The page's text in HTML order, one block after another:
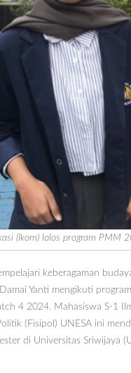
(Ikom) lolos program PMM
keberagaman
Yanti mengikuti program
4 2024. Mahasiswa S-1
(Fisipol) UNESA ini
di Universitas Sriwijaya